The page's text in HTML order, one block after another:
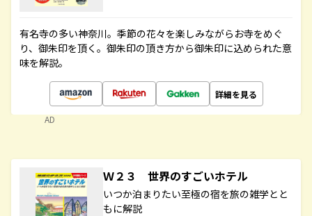
有名寺の多い神奈川。季節の花々を楽しみながらお寺をめぐ
り、御朱印を頂く。御朱印の頂き方から御朱印に込められた意
味を解説。
詳細を見る
AD
Ｗ２３ 世界のすごいホテル
いつか泊まりたい至極の宿を旅の雑学とと
もに解説